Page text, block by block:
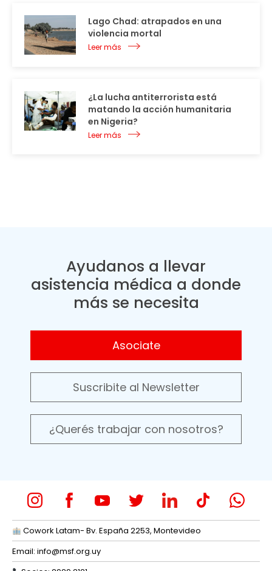
Lago Chad: atrapados en una
violencia mortal
Leer más
¿La lucha antiterrorista está
matando la acción humanitaria
en Nigeria?
Leer más
Ayudanos a llevar
asistencia médica a donde
más se necesita
Asociate
Suscribite al Newsletter
¿Querés trabajar con nosotros?
Cowork Latam- Bv. España 2253, Montevideo
Email: info@msf.org.uy